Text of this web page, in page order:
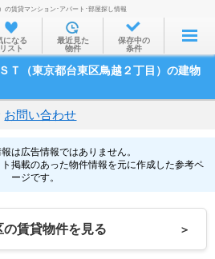
お部屋を探す
沿線・駅から
住所から
家賃相場から
物件特集から
TOP
の賃貸マンション･アパート･部屋探し情報
になる
リスト
最近見た
物件
保存中の
条件
Ｔ（東京都台東区鳥越２丁目）の建物
お問い合わせ
は広告情報ではありません。
掲載のあった物件情報を元に作成した参考ペ
ージです。
の賃貸物件を見る ＞